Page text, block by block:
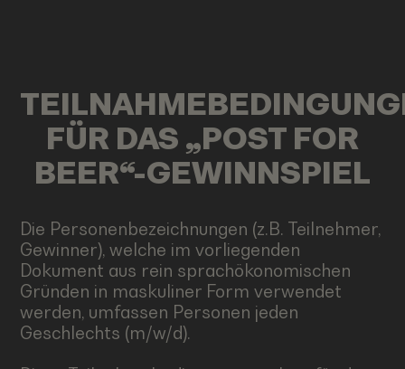
FÜR DAS „POST FOR
BEER“-GEWINNSPIEL
Die Personenbezeichnungen (z.B. Teilnehmer,
Gewinner), welche im vorliegenden
Dokument aus rein sprachökonomischen
Gründen in maskuliner Form verwendet
werden, umfassen Personen jeden
Geschlechts (m/w/d).